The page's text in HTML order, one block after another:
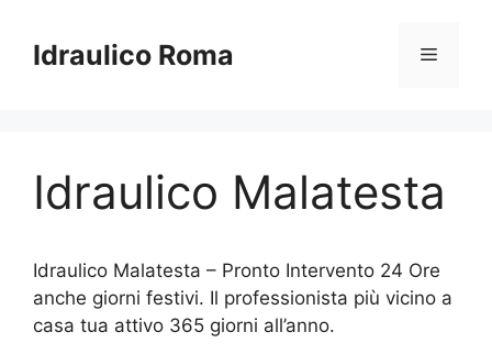
contenuto
Idraulico Roma Menu
Idraulico Malatesta
Idraulico Malatesta – Pronto Intervento 24 Ore
anche giorni festivi. Il professionista più vicino a
casa tua attivo 365 giorni all’anno.